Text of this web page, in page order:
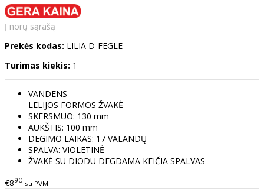
Į norų sąrašą
Prekės kodas: LILIA D-FEGLE
Turimas kiekis: 1
VANDENS
LELIJOS FORMOS ŽVAKĖ
SKERSMUO: 130 mm
AUKŠTIS: 100 mm
DEGIMO LAIKAS: 17 VALANDŲ
SPALVA: VIOLETINĖ
ŽVAKĖ SU DIODU DEGDAMA KEIČIA SPALVAS
€890 su PVM